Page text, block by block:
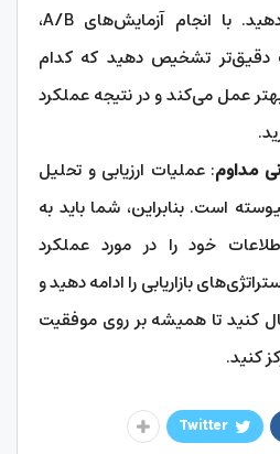
مورد ارزیابی قرار دهید. با انجام آزمایش‌های A/B،
دقیق‌تر تشخیص دهید که کدام
عمل می‌کند و در نتیجه عملکرد
مداوم: عملیات ارزیابی و تحلیل
است. بنابراین، شما باید به
خود را در مورد عملکرد
بازاریابی را ادامه دهید و
کنید تا همیشه بر روی موفقیت
کنید.
Twitter